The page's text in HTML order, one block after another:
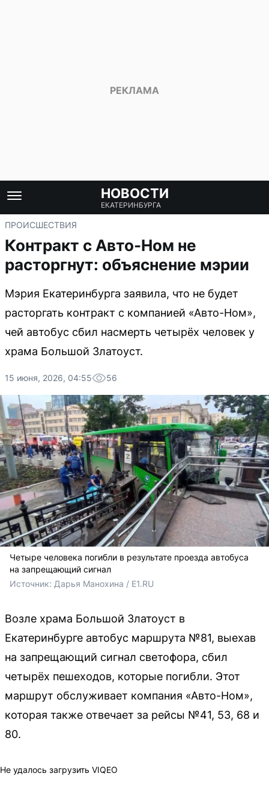
НОВОСТИ
ЕКАТЕРИНБУРГА
ПРОИСШЕСТВИЯ
Контракт с Авто-Ном не
расторгнут: объяснение мэрии
Мэрия Екатеринбурга заявила, что не будет
расторгать контракт с компанией «Авто-Ном»,
чей автобус сбил насмерть четырёх человек у
храма Большой Златоуст.
15 июня, 2026, 04:55 56
Четыре человека погибли в результате проезда автобуса
на запрещающий сигнал
Источник: Дарья Манохина / E1.RU
Возле храма Большой Златоуст в
Екатеринбурге автобус маршрута №81, выехав
на запрещающий сигнал светофора, сбил
четырёх пешеходов, которые погибли. Этот
маршрут обслуживает компания «Авто-Ном»,
которая также отвечает за рейсы №41, 53, 68 и
80.
Не удалось загрузить VIQEO